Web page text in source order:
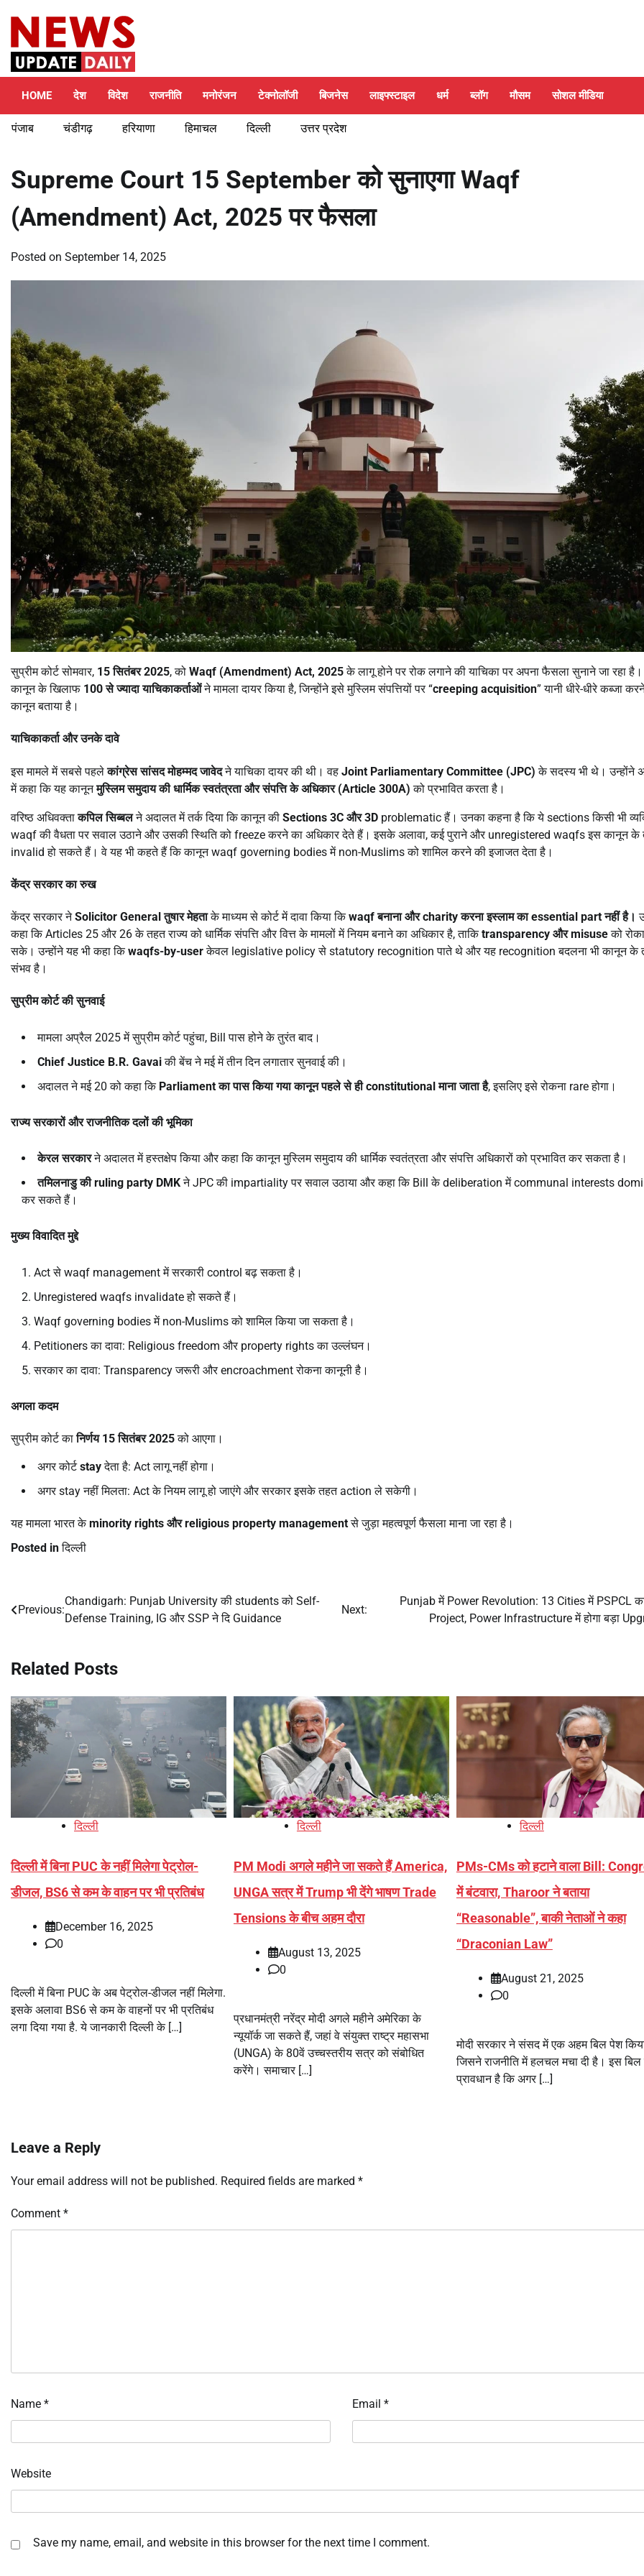
content
HOME देश विदेश राजनीति मनोरंजन टेक्नोलॉजी बिजनेस लाइफ्स्टाइल धर्म ब्लॉग मौसम सोशल मीडिया
पंजाब चंडीगढ़ हरियाणा हिमाचल दिल्ली उत्तर प्रदेश
Supreme Court 15 September को सुनाएगा Waqf
(Amendment) Act, 2025 पर फैसला
Posted on September 14, 2025
सुप्रीम कोर्ट सोमवार, 15सितंबर 2025, को Waqf (Amendment) Act, 2025के लागू होने पर रोक लगाने की याचिका पर अपना फैसला सुनाने जा रहा
कानून के खिलाफ 100से ज्यादा याचिकाकर्ताओंने मामला दायर किया है, जिन्होंने इसे मुस्लिम संपत्तियों पर “creeping acquisition” यानी धीरे-धीरे कब्जा
कानून बताया है।
याचिकाकर्ता और उनके दावे
इस मामले में सबसे पहलेकांग्रेस सांसद मोहम्मद जावेदने याचिका दायर की थी। वह Joint Parliamentary Committee (JPC) के सदस्य भी थे। उन्होंने
में कहा कि यह कानूनमुस्लिम समुदाय की धार्मिक स्वतंत्रता और संपत्ति के अधिकार (Article 300A) को प्रभावित करता है।
वरिष्ठ अधिवक्ताकपिल सिब्बलने अदालत में तर्क दिया कि कानून की Sections 3C और 3D problematic हैं। उनका कहना है कि ये sections किसी भी
waqf की वैधता पर सवाल उठाने और उसकी स्थिति को freeze करने का अधिकार देते हैं। इसके अलावा, कई पुराने और unregistered waqfs इस कानून के
invalid हो सकते हैं। वे यह भी कहते हैं कि कानून waqf governing bodies में non-Muslims को शामिल करने की इजाजत देता है।
केंद्र सरकार का रुख
केंद्र सरकार नेSolicitor Generalतुषार मेहताके माध्यम से कोर्ट में दावा किया किwaqfबनाना और charityकरना इस्लाम का essential partनहीं है।
कहा कि Articles 25 और 26 के तहत राज्य को धार्मिक संपत्ति और वित्त के मामलों में नियम बनाने का अधिकार है, ताकिtransparency और misuseको
सके। उन्होंने यह भी कहा किwaqfs-by-userकेवल legislative policy से statutory recognition पाते थे और यह recognition बदलना भी कानून के
संभव है।
सुप्रीम कोर्ट की सुनवाई
मामला अप्रैल 2025 में सुप्रीम कोर्ट पहुंचा, Bill पास होने के तुरंत बाद।
Chief Justice B.R. Gavaiकी बेंच ने मई में तीन दिन लगातार सुनवाई की।
अदालत ने मई 20 को कहा कि Parliamentका पास किया गया कानून पहले से ही constitutionalमाना जाता है, इसलिए इसे रोकना rare होगा।
राज्य सरकारों और राजनीतिक दलों की भूमिका
केरल सरकारने अदालत में हस्तक्षेप किया और कहा कि कानून मुस्लिम समुदाय की धार्मिक स्वतंत्रता और संपत्ति अधिकारों को प्रभावित कर सकता है।
तमिलनाडु की ruling party DMKने JPC की impartiality पर सवाल उठाया और कहा कि Bill के deliberation में communal interests
कर सकते हैं।
मुख्य विवादित मुद्दे
Act से waqf management में सरकारी control बढ़ सकता है।
Unregistered waqfs invalidate हो सकते हैं।
Waqf governing bodies में non-Muslims को शामिल किया जा सकता है।
Petitioners का दावा: Religious freedom और property rights का उल्लंघन।
सरकार का दावा: Transparency जरूरी और encroachment रोकना कानूनी है।
अगला कदम
सुप्रीम कोर्ट कानिर्णय 15सितंबर 2025को आएगा।
अगर कोर्टstayदेता है: Act लागू नहीं होगा।
अगर stay नहीं मिलता: Act के नियम लागू हो जाएंगे और सरकार इसके तहत action ले सकेगी।
यह मामला भारत केminority rights और religious property managementसे जुड़ा महत्वपूर्ण फैसला माना जा रहा है।
Posted inदिल्ली
Post
Previous:
Chandigarh: Punjab University की students को Self-
Defense Training, IG और SSP ने दि Guidance
Next:
Punjab में Power Revolution: 13 Cities में PSPCL
Project, Power Infrastructure में होगा बड़ा
Related Posts
दिल्ली
दिल्ली में बिना PUC के नहीं मिलेगा पेट्रोल-
डीजल, BS6 से कम के वाहन पर भी प्रतिबंध
December 16, 2025
0
दिल्ली में बिना PUC के अब पेट्रोल-डीजल नहीं मिलेगा.
इसके अलावा BS6 से कम के वाहनों पर भी प्रतिबंध
लगा दिया गया है. ये जानकारी दिल्ली के […]
दिल्ली
PM Modi अगले महीने जा सकते हैं America,
UNGA सत्र में Trump भी देंगे भाषण Trade
Tensions के बीच अहम दौरा
August 13, 2025
0
प्रधानमंत्री नरेंद्र मोदी अगले महीने अमेरिका के
न्यूयॉर्क जा सकते हैं, जहां वे संयुक्त राष्ट्र महासभा
(UNGA) के 80वें उच्चस्तरीय सत्र को संबोधित
करेंगे। समाचार […]
दिल्ली
PMs-CMs को हटाने वाला Bill:
में बंटवारा, Tharoor ने बताया
“Reasonable”, बाकी नेताओं ने कहा
“Draconian Law”
August 21, 2025
0
मोदी सरकार ने संसद में एक अहम बिल पेश
जिसने राजनीति में हलचल मचा दी है। इस बिल
प्रावधान है कि अगर […]
Leave a Reply
Your email address will not be published. Required fields are marked *
Comment *
Name * Email *
Website
Save my name, email, and website in this browser for the next time I comment.